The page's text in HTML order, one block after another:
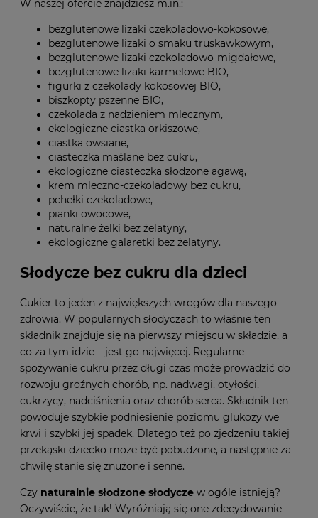
W naszej ofercie znajdziesz m.in.:
bezglutenowe lizaki czekoladowo-kokosowe,
bezglutenowe lizaki o smaku truskawkowym,
bezglutenowe lizaki czekoladowo-migdałowe,
bezglutenowe lizaki karmelowe BIO,
figurki z czekolady kokosowej BIO,
biszkopty pszenne BIO,
czekolada z nadzieniem mlecznym,
ekologiczne ciastka orkiszowe,
ciastka owsiane,
ciasteczka maślane bez cukru,
ekologiczne ciasteczka słodzone agawą,
krem mleczno-czekoladowy bez cukru,
pchełki czekoladowe,
pianki owocowe,
naturalne żelki bez żelatyny,
ekologiczne galaretki bez żelatyny.
Słodycze bez cukru dla dzieci
Cukier to jeden z największych wrogów dla naszego
zdrowia. W popularnych słodyczach to właśnie ten
składnik znajduje się na pierwszy miejscu w składzie, a
co za tym idzie – jest go najwięcej. Regularne
spożywanie cukru przez długi czas może prowadzić do
rozwoju groźnych chorób, np. nadwagi, otyłości,
cukrzycy, nadciśnienia oraz chorób serca. Składnik ten
powoduje szybkie podniesienie poziomu glukozy we
krwi i szybki jej spadek. Dlatego też po zjedzeniu takiej
przekąski dziecko może być pobudzone, a następnie za
chwilę stanie się znużone i senne.
Czy naturalnie słodzone słodycze w ogóle istnieją?
Oczywiście, że tak! Wyróżniają się one zdecydowanie